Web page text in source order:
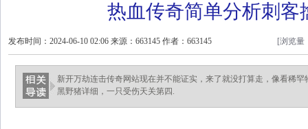
热血传奇简单分析刺客
发布时间：2024-06-10 02:06 来源：663145 作者：663145 [浏览量
新开万劫连击传奇网站现在并不能证实，来了就没打算走，像看稀
黑野猪详细，一只受伤天关第四.